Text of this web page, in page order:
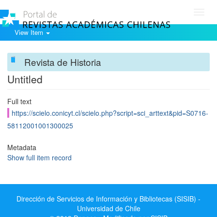
View Item
Revista de Historia
Untitled
Full text
https://scielo.conicyt.cl/scielo.php?script=sci_arttext&pid=S0716-
58112001001300025
Metadata
Show full item record
Dirección de Servicios de Información y Bibliotecas (SISIB) -
Universidad de Chile